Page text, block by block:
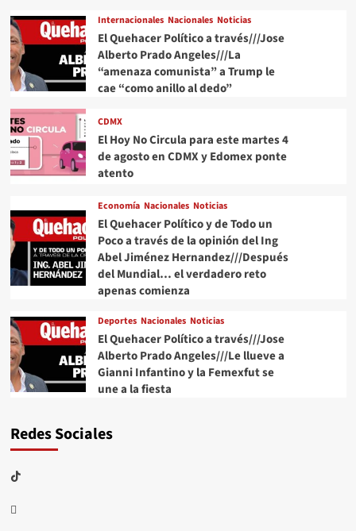
Internacionales Nacionales Noticias
El Quehacer Político a través///Jose
Alberto Prado Angeles///La
“amenaza comunista” a Trump le
cae “como anillo al dedo”
CDMX
El Hoy No Circula para este martes 4
de agosto en CDMX y Edomex ponte
atento
Economía Nacionales Noticias
El Quehacer Político y de Todo un
Poco a través de la opinión del Ing
Abel Jiménez Hernandez///Después
del Mundial… el verdadero reto
apenas comienza
Deportes Nacionales Noticias
El Quehacer Político a través///Jose
Alberto Prado Angeles///Le llueve a
Gianni Infantino y la Femexfut se
une a la fiesta
Redes Sociales
TikTok
threads